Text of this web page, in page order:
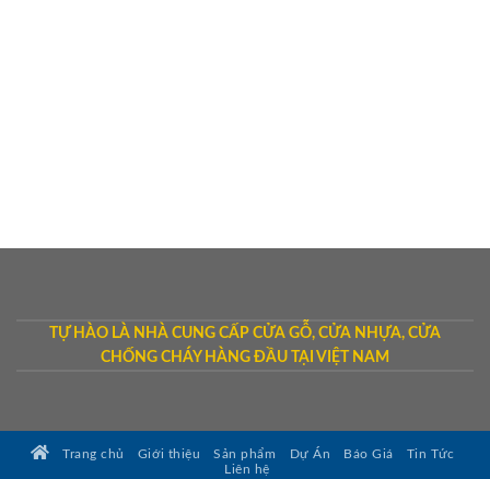
TỰ HÀO LÀ NHÀ CUNG CẤP CỬA GỖ, CỬA NHỰA, CỬA
CHỐNG CHÁY HÀNG ĐẦU TẠI VIỆT NAM
Trang chủ Giới thiệu Sản phẩm Dự Án Báo Giá
Tin Tức
Liên hệ